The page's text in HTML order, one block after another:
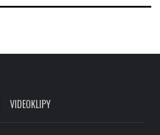
VIDEOKLIPY